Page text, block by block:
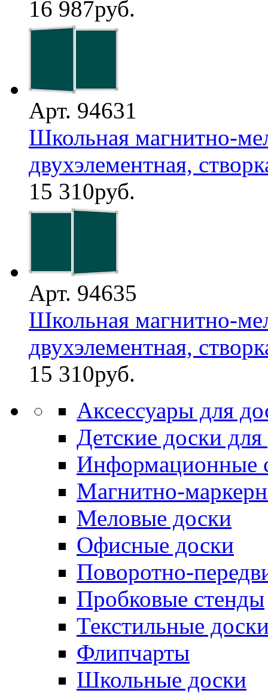
16 987руб.
Арт. 94631
Школьная магнитно-
двухэлементная,
15 310руб.
Арт. 94635
Школьная магнитно-
двухэлементная,
15 310руб.
Аксессуары для
Детские доски
Информационные
Магнитно-
Меловые доски
Офисные доски
Поворотно-
Пробковые стенды
Текстильные
Флипчарты
Школьные доски